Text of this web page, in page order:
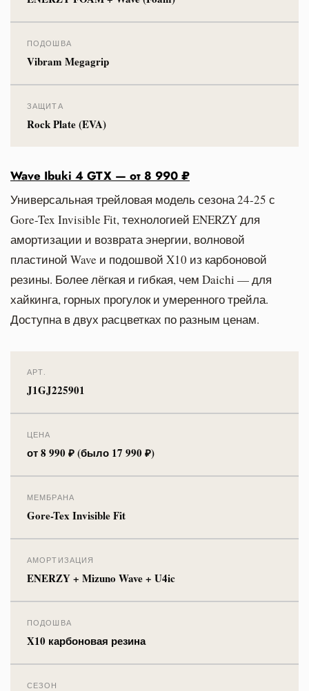
ПОДОШВА
Vibram Megagrip
ЗАЩИТА
Rock Plate (EVA)
Wave Ibuki 4 GTX — от 8 990 ₽
Универсальная трейловая модель сезона 24-25 с
Gore-Tex Invisible Fit, технологией ENERZY для
амортизации и возврата энергии, волновой
пластиной Wave и подошвой X10 из карбоновой
резины. Более лёгкая и гибкая, чем Daichi — для
хайкинга, горных прогулок и умеренного трейла.
Доступна в двух расцветках по разным ценам.
АРТ.
J1GJ225901
ЦЕНА
от 8 990 ₽ (было 17 990 ₽)
МЕМБРАНА
Gore-Tex Invisible Fit
АМОРТИЗАЦИЯ
ENERZY + Mizuno Wave + U4ic
ПОДОШВА
X10 карбоновая резина
СЕЗОН